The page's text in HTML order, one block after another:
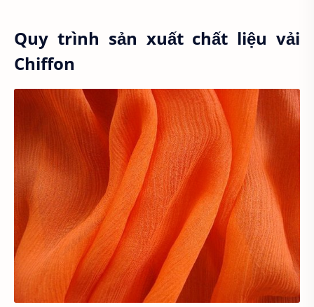
Quy trình sản xuất chất liệu vải
Chiffon